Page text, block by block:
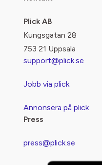
Plick AB
Kungsgatan 28
753 21 Uppsala
support@plick.se
Jobb via plick
Annonsera på plick
Press
press@plick.se